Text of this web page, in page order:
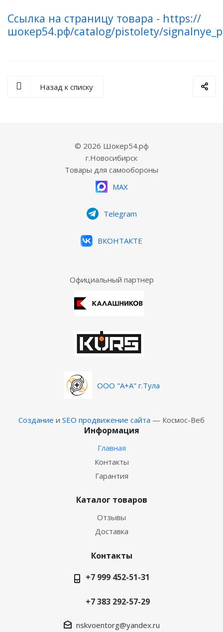
Ссылка на страницу товара - https://
шокер54.рф/catalog/pistolety/
Назад к списку
© 2026 Шокер54.рф
г.Новосибирск
Товары для самообороны
MAX
Telegram
ВКОНТАКТЕ
Официальный партнер
ООО "А+А" г.Тула
Создание и SEO продвижение сайта — Космос-Веб
Информация
Главная
Контакты
Гарантия
Каталог товаров
Отзывы
Доставка
Контакты
+7 999 452-51-31
+7 383 292-57-29
nskvoentorg@yandex.ru